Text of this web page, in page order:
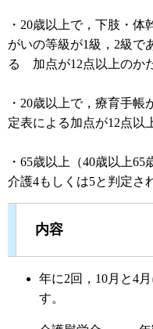
・20歳以上で，下肢・
がいの等級が1級，2級で
る 加点が12点以上のか
・20歳以上で，療育手
定表による加点が12点以
・65歳以上（40歳以上
介護4もしくは5と判定さ
内容
年に2回，10月と4
す。